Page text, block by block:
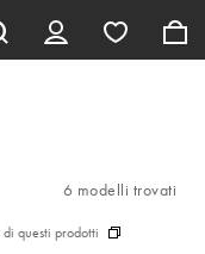
6 modelli trovati
questi prodotti